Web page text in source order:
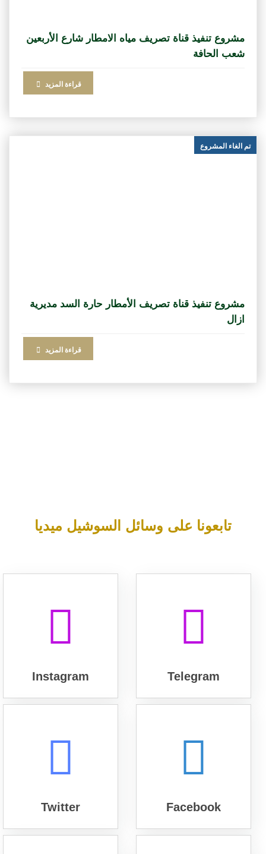
مشروع تنفيذ قناة تصريف مياه الامطار شارع الأربعين
شعب الحافة
قراءة المزيد
تم الغاء المشروع
مشروع تنفيذ قناة تصريف الأمطار حارة السد مديرية
ازال
قراءة المزيد
تابعونا على وسائل السوشيل ميديا
Telegram
Instagram
Facebook
Twitter